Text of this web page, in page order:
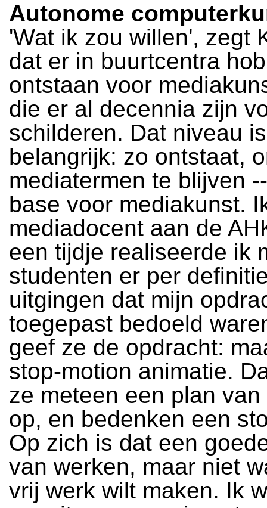
Autonome
'Wat ik zou willen', zegt
dat er in buurtcentra
ontstaan voor
die er al decennia zijn
schilderen. Dat niveau
belangrijk: zo ontstaat,
mediatermen te blijven
base voor mediakunst.
mediadocent aan de
een tijdje realiseerde ik
studenten er per
uitgingen dat mijn
toegepast bedoeld
geef ze de opdracht:
stop-motion animatie.
ze meteen een plan
op, en bedenken een
Op zich is dat een
van werken, maar niet
vrij werk wilt maken. Ik